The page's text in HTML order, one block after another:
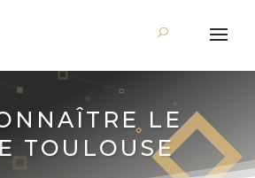
LE
TOULOUSE